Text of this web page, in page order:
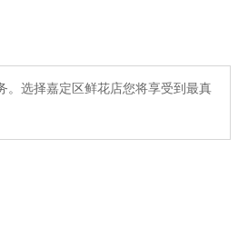
。选择嘉定区鲜花店您将享受到最真